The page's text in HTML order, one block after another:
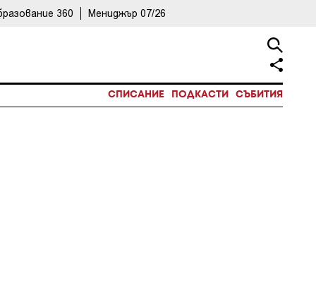
360 Мениджър 07/26
СПИСАНИЕ ПОДКАСТИ СЪБИТИЯ